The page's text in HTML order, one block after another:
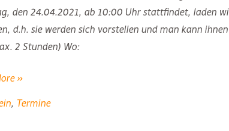
den 24.04.2021, ab 10:00 Uhr stattfindet, laden
d.h. sie werden sich vorstellen und man kann
2 Stunden) Wo:
»
, Termine